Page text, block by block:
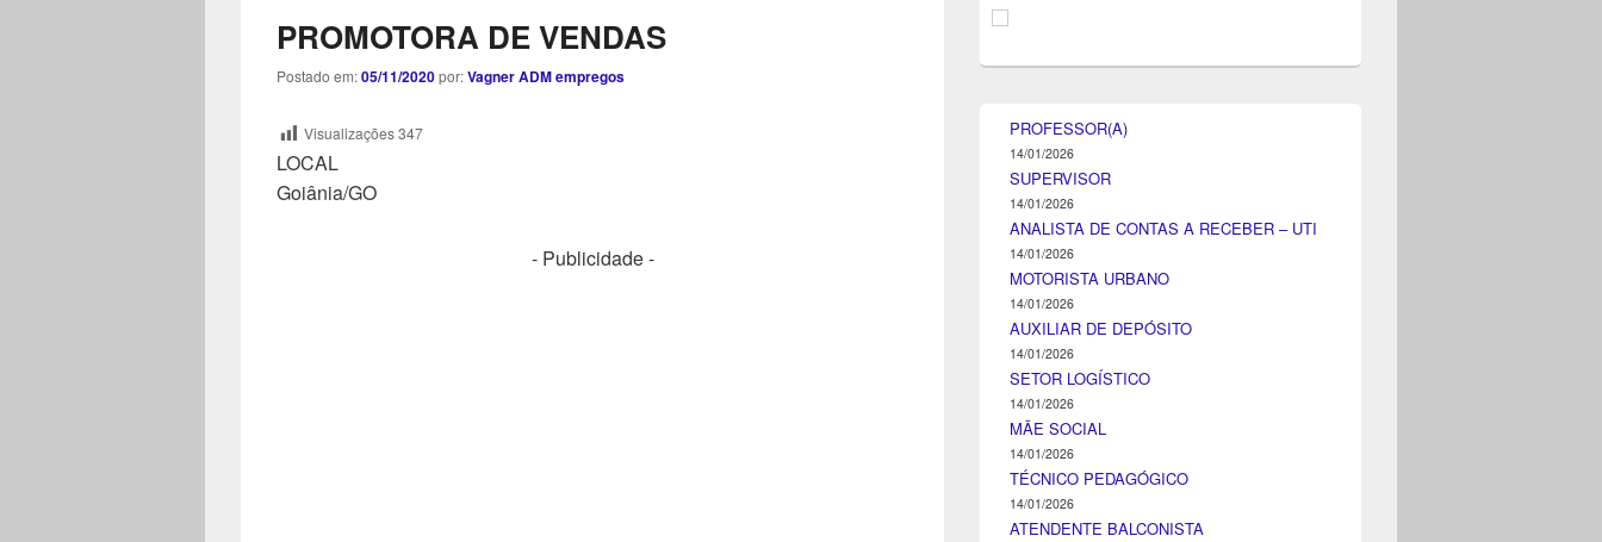
PROMOTORA DE VENDAS
Postado em:05/11/2020por:Vagner ADM empregos
Visualizações347
LOCAL
Goiânia/GO
- Publicidade -
da
lateral
PROFESSOR(A)
14/01/2026
SUPERVISOR
14/01/2026
ANALISTA DE CONTAS A RECEBER – UTI
14/01/2026
MOTORISTA URBANO
14/01/2026
AUXILIAR DE DEPÓSITO
14/01/2026
SETOR LOGÍSTICO
14/01/2026
MÃE SOCIAL
14/01/2026
TÉCNICO PEDAGÓGICO
14/01/2026
ATENDENTE BALCONISTA